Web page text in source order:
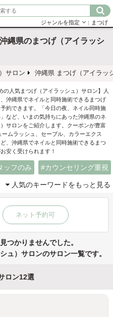
ジャンルを指定 ：まつげ
縄県のまつげ（アイラッシ
サロン 沖縄県 まつげ（アイラッ
の人気まつげ（アイラッシュ）サロン】人
沖縄県でネイルと同時施術できるまつげ
約できます。「今日の夜、ネイル同時施
など、いまの気持ちにあった沖縄県のネ
サロンをご紹介します。クーポンが豊富
ムラッシュ、セーブル、カラーエクス
、沖縄県でネイルと同時施術できるまつ
安く受けられます！
ッフのみ カウンセリング重視
人気のキーワードをもっと見る
ネット予約可
つかりませんでした。
ュ）サロンのサロン一覧です。
ロン12選